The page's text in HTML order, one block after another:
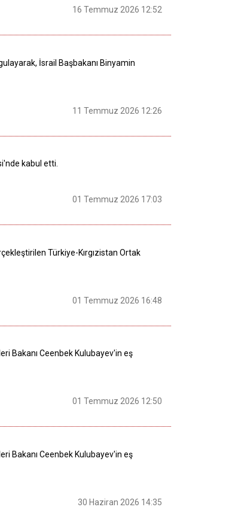
16 Temmuz 2026 12:52
İsrail Başbakanı Binyamin
11 Temmuz 2026 12:26
kabul etti.
01 Temmuz 2026 17:03
Türkiye-Kırgızistan Ortak
01 Temmuz 2026 16:48
Bakanı Ceenbek Kulubayev'in eş
01 Temmuz 2026 12:50
Bakanı Ceenbek Kulubayev'in eş
30 Haziran 2026 14:35